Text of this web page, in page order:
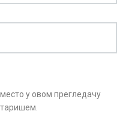
у овом прегледачу